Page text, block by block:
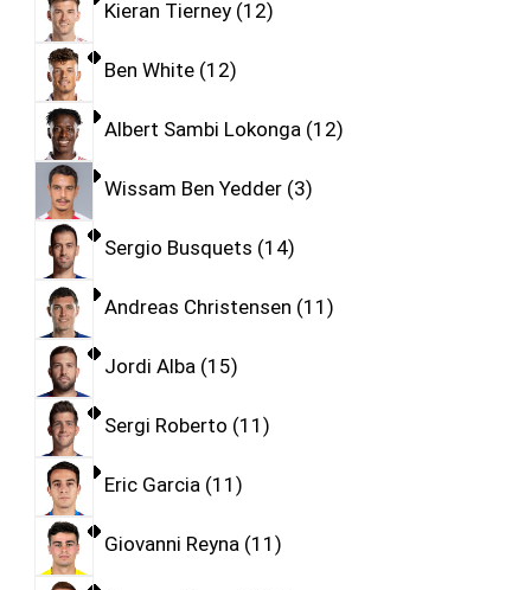
Kieran Tierney 12
Ben White 12
Albert Sambi Lokonga 12
Wissam Ben Yedder 3
Sergio Busquets 14
Andreas Christensen 11
Jordi Alba 15
Sergi Roberto 11
Eric Garcia 11
Giovanni Reyna 11